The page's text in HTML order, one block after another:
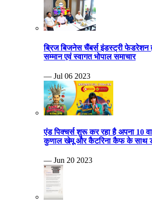
ब्रिज बिजनेस चैंबर्स इंडस्ट्री फेडरेशन
सम्मान एवं स्वागत भोपाल समाचार
— Jul 06 2023
एंड पिक्चर्स शुरू कर रहा है अपना 10
कुणाल खेमू और कैटरिना कैफ के साथ
— Jun 20 2023